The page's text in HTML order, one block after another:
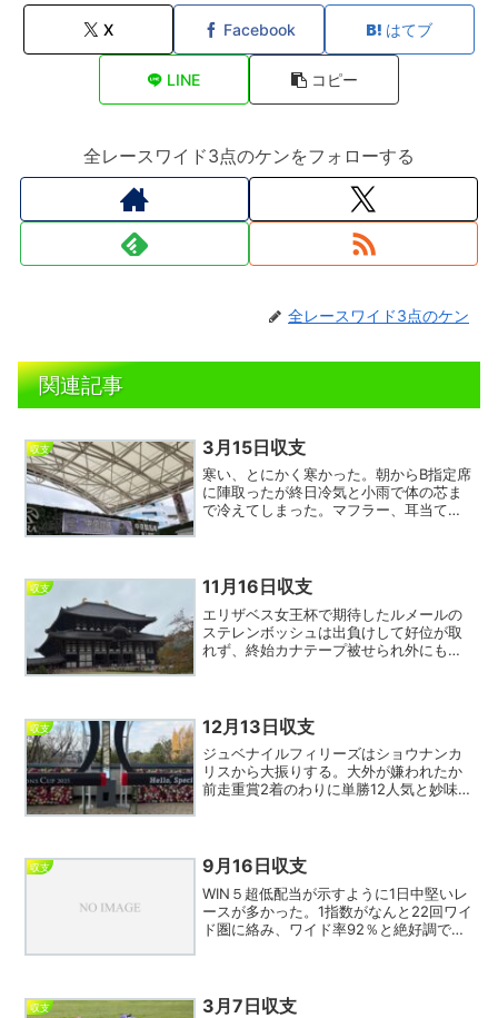
X Facebook はてブ
LINE コピー
全レースワイド3点のケンをフォローする
全レースワイド3点のケン
関連記事
収支 3月15日収支
寒い、とにかく寒かった。朝からB指定席
に陣取ったが終日冷気と小雨で体の芯ま
で冷えてしまった。マフラー、耳当て、
客さんも震え気味で今日...
収支 11月16日収支
エリザベス女王杯で期待したルメールの
ステレンボッシュは出負けして好位が取
れず、終始カナテープ被せられ外にも出
ルでダメなら仕方ないか...
収支 12月13日収支
ジュベナイルフィリーズはショウナンカ
リスから大振りする。大外が嫌われたか
前走重賞2着のわりに単勝12人気と妙味た
できない１番人気の北村...
収支 9月16日収支
WIN５超低配当が示すように1日中堅いレ
ースが多かった。1指数がなんと22回ワイ
ド圏に絡み、ワイド率92％と絶好調では
からJRAw...
収支 3月7日収支